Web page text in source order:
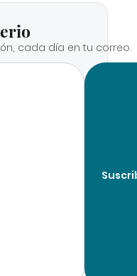
cada día en tu correo.